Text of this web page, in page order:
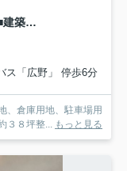
陽当たり良好の南向き■整形地■現況更地■建築条件なし売土地■亀岡市畑野町千ケ畑高橋
ス「広野」 停歩6分
、倉庫用地、駐車場用
３８坪整...
もっと見る